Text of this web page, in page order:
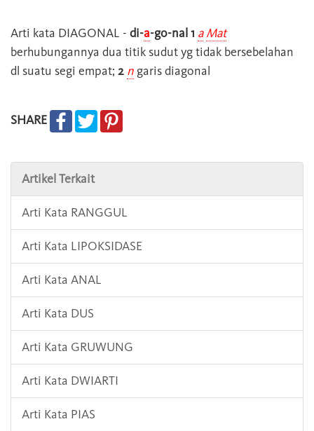
Arti kata DIAGONAL - di-a-go-nal 1 a Mat
berhubungannya dua titik sudut yg tidak bersebelahan
dl suatu segi empat; 2 n garis diagonal
SHARE
Artikel Terkait
Arti Kata RANGGUL
Arti Kata LIPOKSIDASE
Arti Kata ANAL
Arti Kata DUS
Arti Kata GRUWUNG
Arti Kata DWIARTI
Arti Kata PIAS